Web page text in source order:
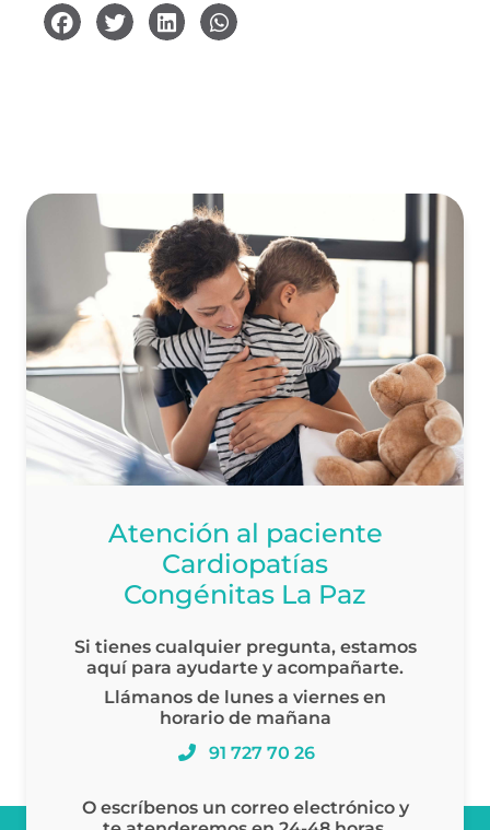
Atención al paciente
Cardiopatías
Congénitas La Paz
Si tienes cualquier pregunta, estamos
aquí para ayudarte y acompañarte.
Llámanos de lunes a viernes en
horario de mañana
91 727 70 26
O escríbenos un correo electrónico y